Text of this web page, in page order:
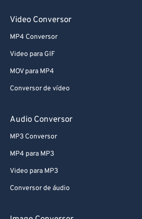
Video Conversor
MP4 Conversor
Video para GIF
MOV para MP4
Conversor de vídeo
Audio Conversor
MP3 Conversor
MP4 para MP3
Video para MP3
Conversor de áudio